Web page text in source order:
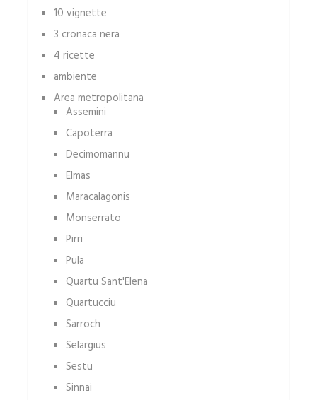
10 vignette
3 cronaca nera
4 ricette
ambiente
Area metropolitana
Assemini
Capoterra
Decimomannu
Elmas
Maracalagonis
Monserrato
Pirri
Pula
Quartu Sant'Elena
Quartucciu
Sarroch
Selargius
Sestu
Sinnai